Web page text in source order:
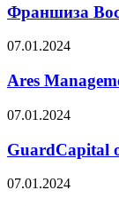
оборот,
отзывы
Франшиза
Ares
отзывы,
платят
или
нет?
07.01.2024
Ares
GuardCapital
платят
или
нет?
07.01.2024
GuardCapital
Win4Trader
07.01.2024